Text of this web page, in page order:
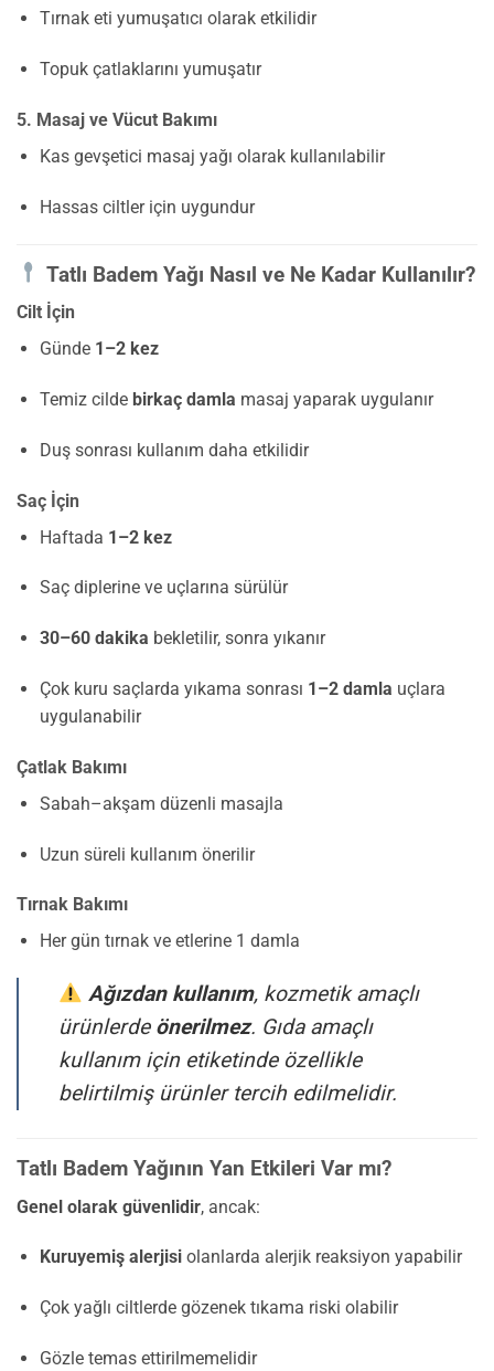
Tırnak eti yumuşatıcı olarak etkilidir
Topuk çatlaklarını yumuşatır
5. Masaj ve Vücut Bakımı
Kas gevşetici masaj yağı olarak kullanılabilir
Hassas ciltler için uygundur
Tatlı Badem Yağı Nasıl ve Ne Kadar Kullanılır?
Cilt İçin
Günde 1–2 kez
Temiz cilde birkaç damla masaj yaparak uygulanır
Duş sonrası kullanım daha etkilidir
Saç İçin
Haftada 1–2 kez
Saç diplerine ve uçlarına sürülür
30–60 dakika bekletilir, sonra yıkanır
Çok kuru saçlarda yıkama sonrası 1–2 damla uçlara
uygulanabilir
Çatlak Bakımı
Sabah–akşam düzenli masajla
Uzun süreli kullanım önerilir
Tırnak Bakımı
Her gün tırnak ve etlerine 1 damla
Ağızdan kullanım, kozmetik amaçlı
ürünlerde önerilmez. Gıda amaçlı
kullanım için etiketinde özellikle
belirtilmiş ürünler tercih edilmelidir.
Tatlı Badem Yağının Yan Etkileri Var mı?
Genel olarak güvenlidir, ancak:
Kuruyemiş alerjisiolanlarda alerjik reaksiyon yapabilir
Çok yağlı ciltlerde gözenek tıkama riski olabilir
Gözle temas ettirilmemelidir